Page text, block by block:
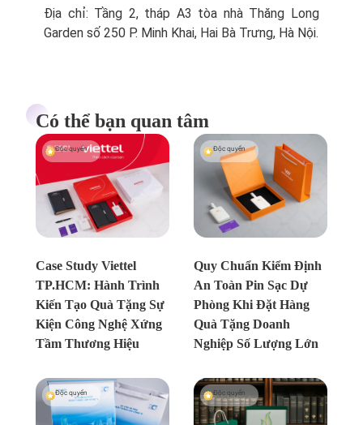
Địa chỉ: Tầng 2, tháp A3 tòa nhà Thăng Long
Garden số 250 P. Minh Khai, Hai Bà Trưng, Hà Nội.
Có thể bạn quan tâm
Case Study Viettel
TP.HCM: Hành Trình
Kiến Tạo Quà Tặng Sự
Kiện Công Nghệ Xứng
Tầm Thương Hiệu
Độc quyền
Quy Chuẩn Kiểm Định
An Toàn Pin Sạc Dự
Phòng Khi Đặt Hàng
Quà Tặng Doanh
Nghiệp Số Lượng Lớn
Độc quyền
Độc quyền Độc quyền